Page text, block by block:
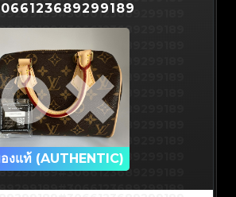
#3066123689299189
#3066123689299189
#3066123689299189
#3066123689299189
#3066123689299189
#3066123689299189
#3066123689299189
#3066123689299189
#3066123689299189
#3066123689299189
#3066123689299189
งแท้ (AUTHENTIC)